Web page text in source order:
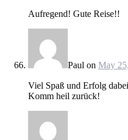
Aufregend! Gute Reise!!
Paul on May
Viel Spaß und Erfolg
Komm heil zurück!